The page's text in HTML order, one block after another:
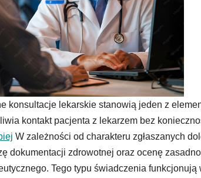
konsultacje lekarskie stanowią jeden z
kontakt pacjenta z lekarzem bez
W zależności od charakteru zgłaszanych
dokumentacji zdrowotnej oraz ocenę
Tego typu świadczenia